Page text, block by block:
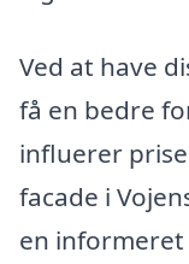
Ved at have
få en bedre
influerer
facade i
en